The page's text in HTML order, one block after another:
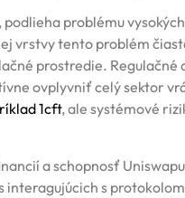
problému
vrstvy tento problém
prostredie. Regulačné
ovplyvniť celý sektor
1cft, ale systémové
a schopnosť
s